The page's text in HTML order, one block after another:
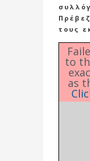
τους
to
as